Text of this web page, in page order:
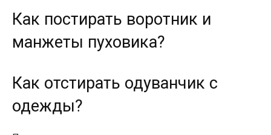
Как постирать воротник и
манжеты пуховика?
Как отстирать одуванчик с
одежды?